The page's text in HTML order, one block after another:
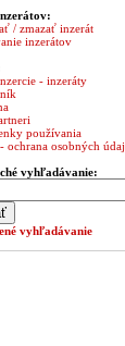
/ zmazať inzerát
inzerátov
- inzeráty
používania
ochrana osobných
vyhľadávanie:
vyhľadávanie